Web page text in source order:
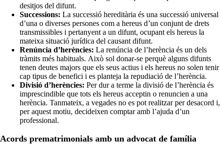
desitjos del difunt.
Successions: La successió hereditària és una successió universal
d’una o diverses persones com a hereus d’un conjunt de drets
transmissibles i pertanyent a un difunt, ocupant els hereus la
mateixa situació jurídica del causant difunt.
Renúncia d’herències: La renúncia de l’herència és un dels
tràmits més habituals. Això sol donar-se perquè alguns difunts
tenen deutes majors que els seus actius i els hereus no solen tenir
cap tipus de benefici i es planteja la repudiació de l’herència.
Divisió d’herències: Per dur a terme la divisió de l’herència és
imprescindible que tots els hereus acceptin o renuncien a una
herència. Tanmateix, a vegades no es pot realitzar per desacord i,
per aquest motiu, decideixen comptar amb l’ajuda d’un
professional.
Acords prematrimonials amb un advocat de família